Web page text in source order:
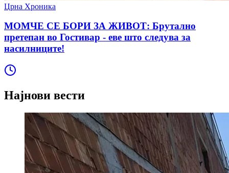
Црна Хроника
МОМЧЕ СЕ БОРИ ЗА ЖИВОТ: Брутално
претепан во Гостивар - еве што следува за
насилниците!
Најнови вести